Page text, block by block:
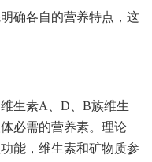
确各自的营养特点，这
生素A、D、B族维生
必需的营养素。理论
能，维生素和矿物质参